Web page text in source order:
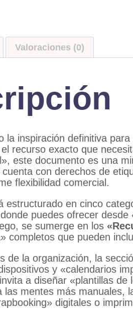
Valoraciones (0)
la inspiración definitiva
recurso exacto que
, este documento es una
cuenta con derechos de
flexibilidad comercial.
estructurado en cinco
puedes ofrecer
se sumerge en los
completos que pueden
de la organización, la
y «calendarios
a diseñar «plantillas de
las mentes más manuales,
digitales o